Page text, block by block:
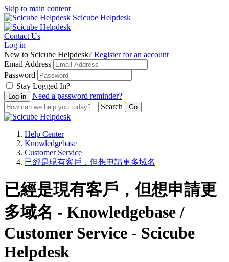
Skip to main content
Scicube Helpdesk
Contact Us
Log in
New to Scicube Helpdesk? Register for an account
Email Address
Password
Stay Logged In?
Need a password reminder?
Search
Help Center
Knowledgebase
Customer Service
已經是現有客戶，但想申請更多域名
已經是現有客戶，但想申請更
多域名 - Knowledgebase /
Customer Service - Scicube
Helpdesk